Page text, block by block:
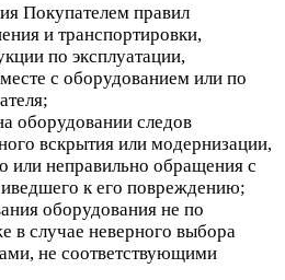
Покупателем правил
и транспортировки,
по эксплуатации,
с оборудованием или по
оборудовании следов
вскрытия или модернизации,
или неправильно обращения с
к его повреждению;
оборудования не по
в случае неверного выбора
не соответствующими